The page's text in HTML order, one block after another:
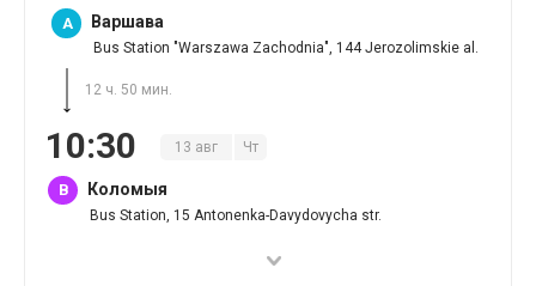
A Варшава
Bus Station "Warszawa Zachodnia", 144 Jerozolimskie al.
12 ч. 50 мин.
10:30 13 авг Чт
B Коломыя
Bus Station, 15 Antonenka-Davydovycha str.